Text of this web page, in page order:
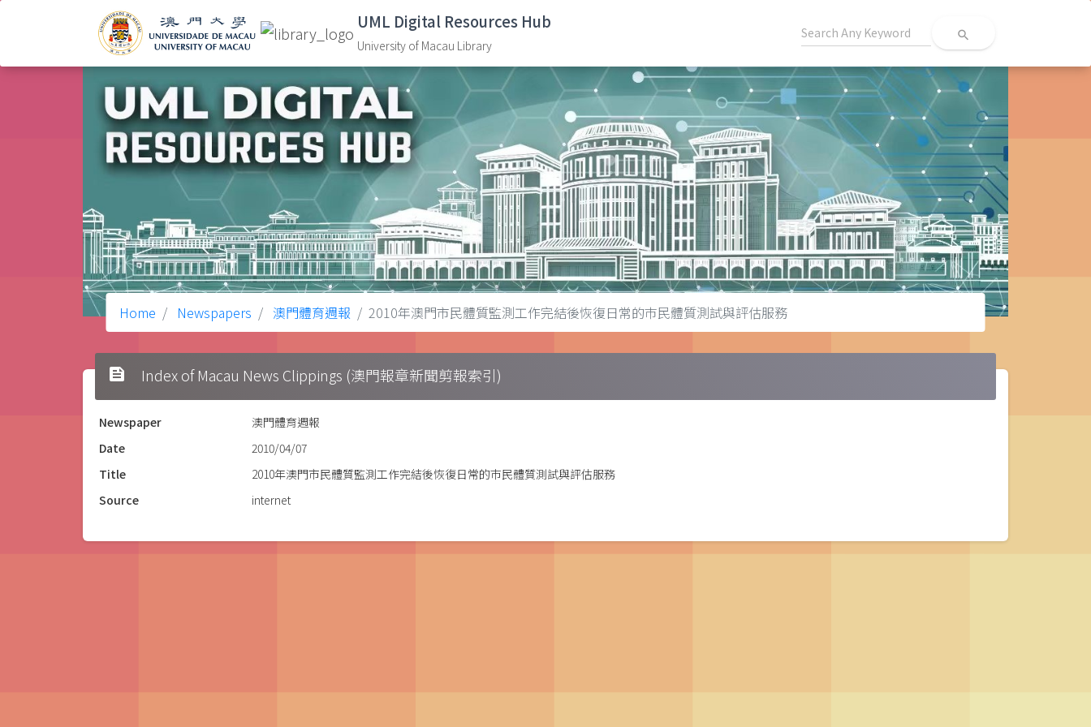
UML Digital Resources Hub
University of Macau Library
search
Home Newspapers 澳門體育週報 2010年澳門市民體質監測工作完結後恢復日常的巿民體質測試與評估服務
feed Index of Macau News Clippings (澳門報章新聞剪報索引)
Newspaper
澳門體育週報
Date
2010/04/07
Title
2010年澳門市民體質監測工作完結後恢復日常的巿民體質測試與評估服務
Source
internet